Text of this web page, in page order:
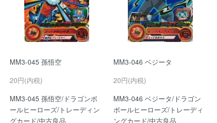
MM3-045 孫悟空
20円(内税)
MM3-045 孫悟空/ドラゴンボ
ールヒーローズ/トレーディン
グカード/中古良品
MM3-046 ベジータ
20円(内税)
MM3-046 ベジータ/ドラゴン
ボールヒーローズ/トレーディ
ングカード/中古良品